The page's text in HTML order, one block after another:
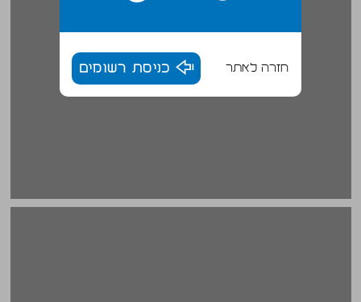
חזרה לאתר כניסת רשומים